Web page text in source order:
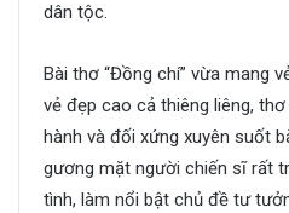
dân tộc.
Bài thơ “Đồng chí” vừa mang
vẻ đẹp cao cả thiêng liêng,
hành và đối xứng xuyên suốt
gương mặt người chiến sĩ rất
tình, làm nổi bật chủ đề tư